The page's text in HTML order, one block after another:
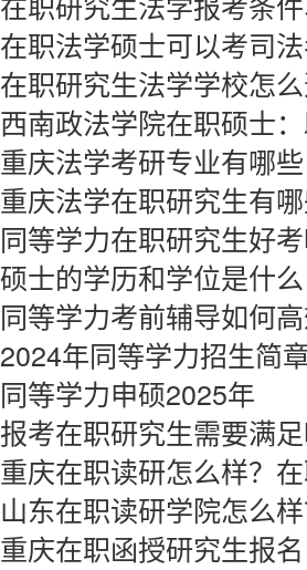
在职法学硕士可以考司
在职研究生法学学校怎
西南政法学院在职硕士
重庆法学考研专业有哪些
重庆法学在职研究生有
同等学力在职研究生好
硕士的学历和学位是什么
同等学力考前辅导如何
2024年同等学力招生简章
同等学力申硕2025年
报考在职研究生需要满
重庆在职读研怎么样？
山东在职读研学院怎么
重庆在职函授研究生报名